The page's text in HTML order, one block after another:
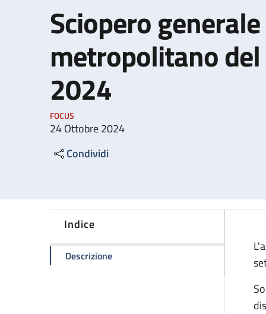
Sciopero generale
metropolitano
2024
FOCUS
24 Ottobre 2024
Condividi
Indice
Descrizionedella pagina Sciopero generale